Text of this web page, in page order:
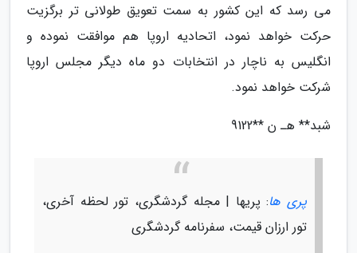
می رسد که این کشور به سمت تعویق طولانی تر برگزیت
حرکت خواهد نمود، اتحادیه اروپا هم موافقت نموده و
انگلیس به ناچار در انتخابات دو ماه دیگر مجلس اروپا
شرکت خواهد نمود.
شبد** هـ ن **9122
پری ها: پریها | مجله گردشگری، تور لحظه آخری،
تور ارزان قیمت، سفرنامه گردشگری